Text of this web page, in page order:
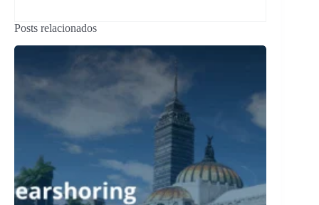
Posts relacionados